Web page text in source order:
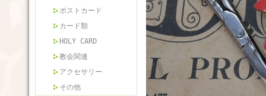
ポストカード
カード類
HOLY CARD
教会関連
アクセサリー
その他